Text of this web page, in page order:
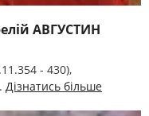
АВГУСТИН
- 430),
Дізнатись більше